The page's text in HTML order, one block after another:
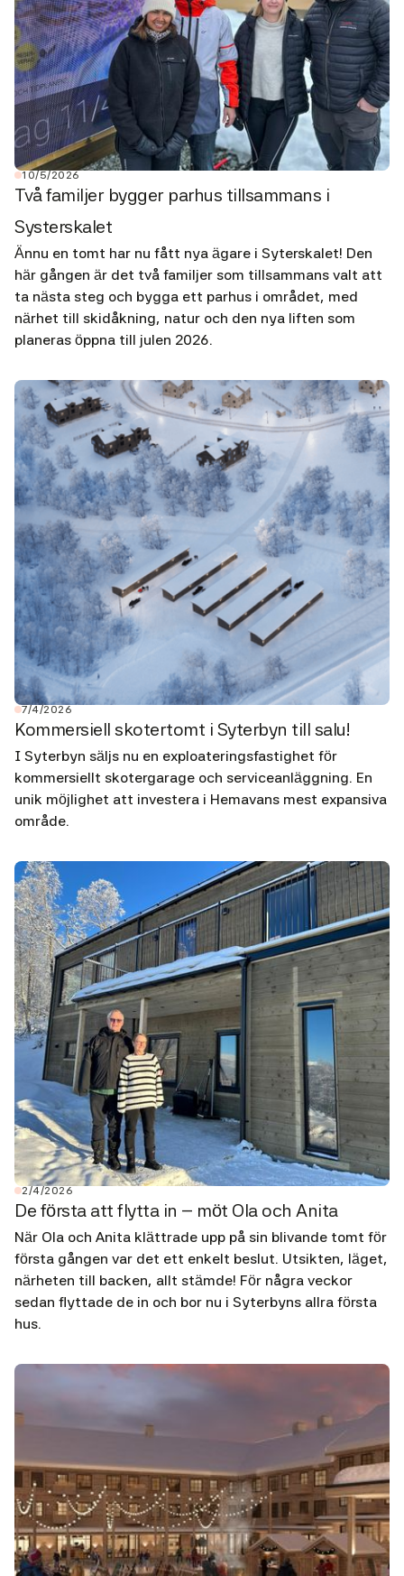
10/5/2026
Två familjer bygger parhus tillsammans i
Systerskalet
Ännu en tomt har nu fått nya ägare i Syterskalet! Den
här gången är det två familjer som tillsammans valt att
ta nästa steg och bygga ett parhus i området, med
närhet till skidåkning, natur och den nya liften som
planeras öppna till julen 2026.
7/4/2026
Kommersiell skotertomt i Syterbyn till salu!
I Syterbyn säljs nu en exploateringsfastighet för
kommersiellt skotergarage och serviceanläggning. En
unik möjlighet att investera i Hemavans mest expansiva
område.
2/4/2026
De första att flytta in – möt Ola och Anita
När Ola och Anita klättrade upp på sin blivande tomt för
första gången var det ett enkelt beslut. Utsikten, läget,
närheten till backen, allt stämde! För några veckor
sedan flyttade de in och bor nu i Syterbyns allra första
hus.